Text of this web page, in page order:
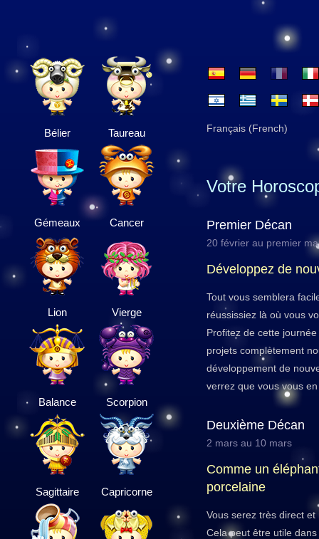
Bélier Taureau
Gémeaux Cancer
Lion Vierge
Balance Scorpion
Sagittaire Capricorne
Français (French)
Votre
Premier Décan
20 février au premier
Développez de
Tout vous semblera
réussissiez là où vous
Profitez de cette
projets complètement
développement de
verrez que vous vous
Deuxième Décan
2 mars au 10 mars
Comme un
porcelaine
Vous serez très direct
Cela peut être utile